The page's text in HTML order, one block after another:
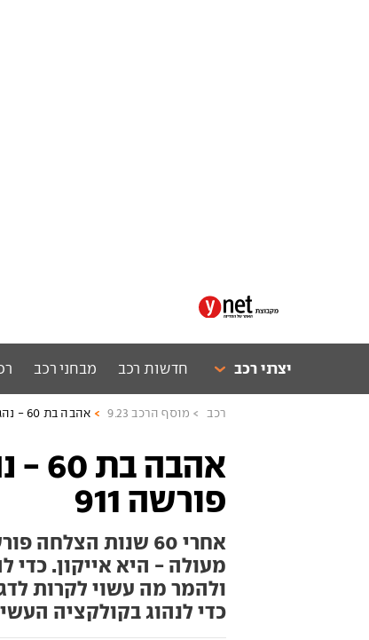
יצרני רכב חדשות רכב מבחני רכב
רכב מוסף הרכב 9.23 אהבה בת 60 - נהגנו בכל גרסאות פורשה 911
פורשה 911
מעולה - היא אייקון. כדי
ולהמר מה עשוי לקרות
כדי לנהוג בקולקציה